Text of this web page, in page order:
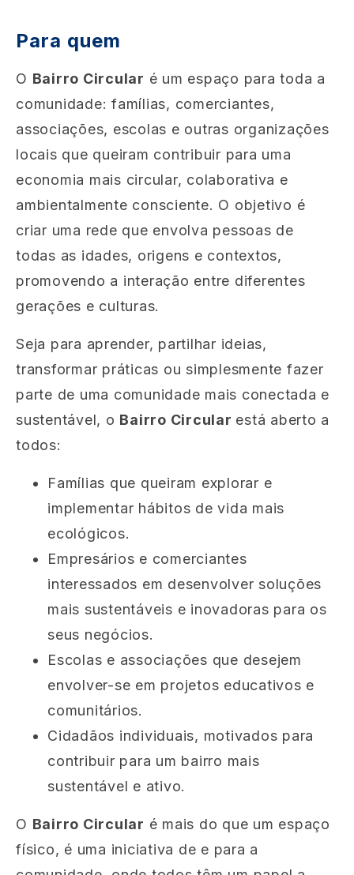
Para quem
O Bairro Circular é um espaço para toda a
comunidade: famílias, comerciantes,
associações, escolas e outras organizações
locais que queiram contribuir para uma
economia mais circular, colaborativa e
ambientalmente consciente. O objetivo é
criar uma rede que envolva pessoas de
todas as idades, origens e contextos,
promovendo a interação entre diferentes
gerações e culturas.
Seja para aprender, partilhar ideias,
transformar práticas ou simplesmente fazer
parte de uma comunidade mais conectada e
sustentável, o Bairro Circular está aberto a
todos:
Famílias que queiram explorar e
implementar hábitos de vida mais
ecológicos.
Empresários e comerciantes
interessados em desenvolver soluções
mais sustentáveis e inovadoras para os
seus negócios.
Escolas e associações que desejem
envolver-se em projetos educativos e
comunitários.
Cidadãos individuais, motivados para
contribuir para um bairro mais
sustentável e ativo.
O Bairro Circular é mais do que um espaço
físico, é uma iniciativa de e para a